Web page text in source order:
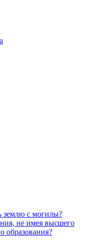
землю с могилы?
не имея высшего
образования?